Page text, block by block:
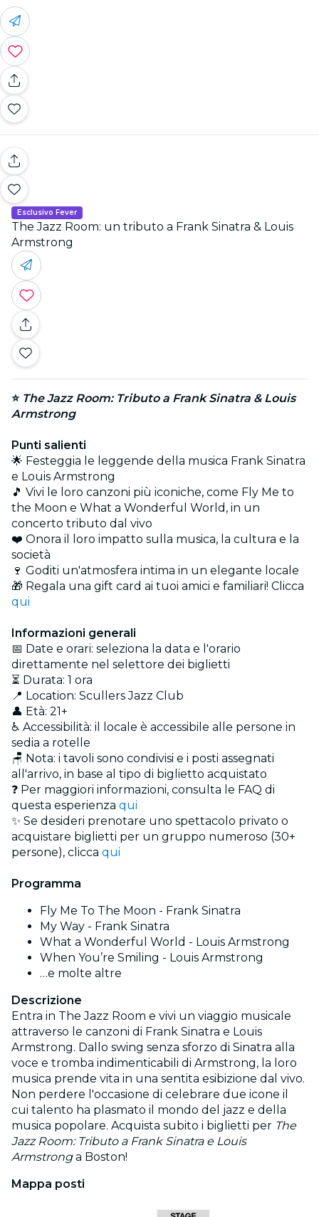
Esclusivo Fever
The Jazz Room: un tributo a Frank Sinatra & Louis
Armstrong
⭐ The Jazz Room: Tributo a Frank Sinatra & Louis
Armstrong
Punti salienti
🌟 Festeggia le leggende della musica Frank Sinatra
e Louis Armstrong
🎵 Vivi le loro canzoni più iconiche, come Fly Me to
the Moon e What a Wonderful World, in un
concerto tributo dal vivo
❤️ Onora il loro impatto sulla musica, la cultura e la
società
🍷 Goditi un'atmosfera intima in un elegante locale
🎁 Regala una gift card ai tuoi amici e familiari! Clicca
qui
Informazioni generali
📅 Date e orari: seleziona la data e l'orario
direttamente nel selettore dei biglietti
⏳ Durata: 1 ora
📍 Location: Scullers Jazz Club
👤 Età: 21+
♿ Accessibilità: il locale è accessibile alle persone in
sedia a rotelle
🪑 Nota: i tavoli sono condivisi e i posti assegnati
all'arrivo, in base al tipo di biglietto acquistato
❓ Per maggiori informazioni, consulta le FAQ di
questa esperienza qui
✨ Se desideri prenotare uno spettacolo privato o
acquistare biglietti per un gruppo numeroso (30+
persone), clicca qui
Programma
Fly Me To The Moon - Frank Sinatra
My Way - Frank Sinatra
What a Wonderful World - Louis Armstrong
When You’re Smiling - Louis Armstrong
…e molte altre
Descrizione
Entra in The Jazz Room e vivi un viaggio musicale
attraverso le canzoni di Frank Sinatra e Louis
Armstrong. Dallo swing senza sforzo di Sinatra alla
voce e tromba indimenticabili di Armstrong, la loro
musica prende vita in una sentita esibizione dal vivo.
Non perdere l'occasione di celebrare due icone il
cui talento ha plasmato il mondo del jazz e della
musica popolare. Acquista subito i biglietti per The
Jazz Room: Tributo a Frank Sinatra e Louis
Armstronga Boston!
Mappa posti